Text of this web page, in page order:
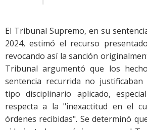
El Tribunal Supremo, en su
2024, estimó el recurso
revocando así la sanción
Tribunal argumentó que los
sentencia recurrida no
tipo disciplinario aplicado,
respecta a la "inexactitud en el
órdenes recibidas". Se determinó